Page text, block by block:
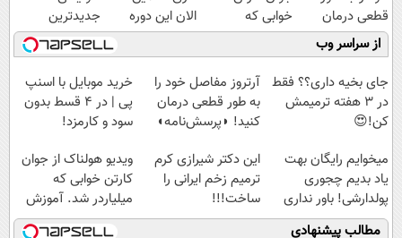
قطعی درمان
کنید!
◗پرسش‌نامه◖
خوابی که
میلیاردر شد.
آموزش رایگان
الان این دوره
رایگان رو شرکت
کن تا دیر نشده!
جدیدترین
فناوری اروپا،
سبک و مقاوم |
پرداخت قسطی
از سراسر وب
جای بخیه داری؟؟ فقط
در 3 هفته ترمیمش
کن!😍
آرتروز مفاصل خود را
به طور قطعی درمان
کنید! ◗پرسش‌نامه◖
خرید موبایل با اسنپ
پی | در ۴ قسط بدون
سود و کارمزد!
میخوایم رایگان بهت
یاد بدیم چجوری
پولدارشی! باور نداری
امتحانش مجانیه
این دکتر شیرازی کرم
ترمیم زخم ایرانی را
ساخت!!!
ویدیو هولناک از جوان
کارتن خوابی که
میلیاردر شد. آموزش
رایگان
مطالب پیشنهادی